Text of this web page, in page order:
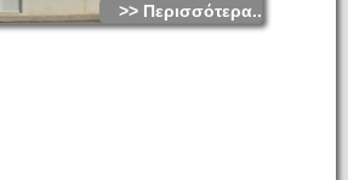
>> Περισσότερα...